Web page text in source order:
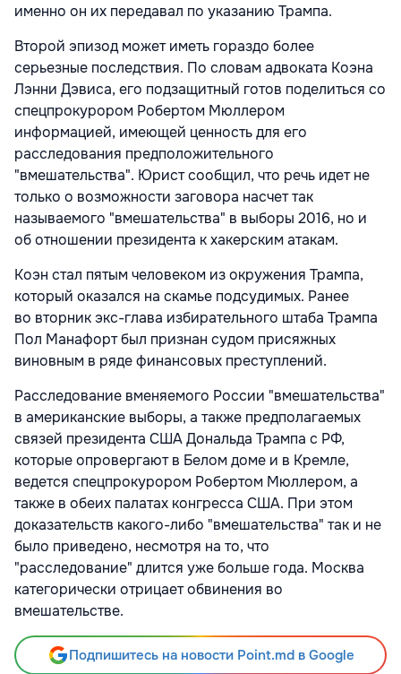
именно он их передавал по указанию Трампа.
Второй эпизод может иметь гораздо более
серьезные последствия. По словам адвоката Коэна
Лэнни Дэвиса, его подзащитный готов поделиться со
спецпрокурором Робертом Мюллером
информацией, имеющей ценность для его
расследования предположительного
"вмешательства". Юрист сообщил, что речь идет не
только о возможности заговора насчет так
называемого "вмешательства" в выборы 2016, но и
об отношении президента к хакерским атакам.
Коэн стал пятым человеком из окружения Трампа,
который оказался на скамье подсудимых. Ранее
во вторник экс-глава избирательного штаба Трампа
Пол Манафорт был признан судом присяжных
виновным в ряде финансовых преступлений.
Расследование вменяемого России "вмешательства"
в американские выборы, а также предполагаемых
связей президента США Дональда Трампа с РФ,
которые опровергают в Белом доме и в Кремле,
ведется спецпрокурором Робертом Мюллером, а
также в обеих палатах конгресса США. При этом
доказательств какого-либо "вмешательства" так и не
было приведено, несмотря на то, что
"расследование" длится уже больше года. Москва
категорически отрицает обвинения во
вмешательстве.
Подпишитесь на новости Point.md в Google